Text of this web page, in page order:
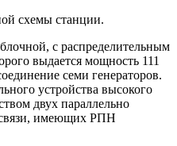
схемы станции.
с распределительным
выдается мощность 111
семи генераторов.
устройства высокого
двух параллельно
имеющих РПН